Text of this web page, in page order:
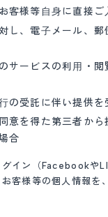
客様等⾃⾝に直接ご
し、電⼦メール、
サービスの利⽤・
の受託に伴い提供を
意を得た第三者か
合
イン（Facebookや
客様等の個人情報を